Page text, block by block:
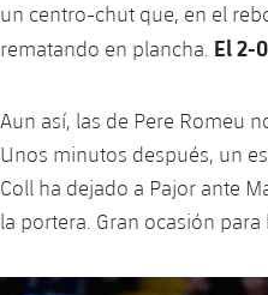
un centro-chut que, en el
rematando en plancha. El 2-
Aun así, las de Pere Romeu
Unos minutos después, un
Coll ha dejado a Pajor ante
la portera. Gran ocasión